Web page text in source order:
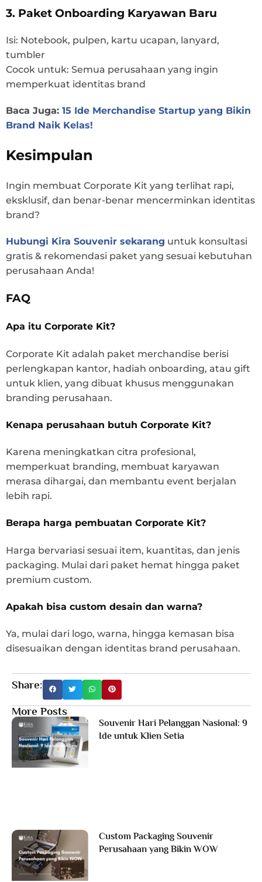
3. Paket Onboarding Karyawan Baru
Isi: Notebook, pulpen, kartu ucapan, lanyard,
tumbler
Cocok untuk: Semua perusahaan yang ingin
memperkuat identitas brand
Baca Juga: 15 Ide Merchandise Startup yang Bikin
Brand Naik Kelas!
Kesimpulan
Ingin membuat Corporate Kit yang terlihat rapi,
eksklusif, dan benar-benar mencerminkan identitas
brand?
Hubungi Kira Souvenir sekarang untuk konsultasi
gratis & rekomendasi paket yang sesuai kebutuhan
perusahaan Anda!
FAQ
Apa itu Corporate Kit?
Corporate Kit adalah paket merchandise berisi
perlengkapan kantor, hadiah onboarding, atau gift
untuk klien, yang dibuat khusus menggunakan
branding perusahaan.
Kenapa perusahaan butuh Corporate Kit?
Karena meningkatkan citra profesional,
memperkuat branding, membuat karyawan
merasa dihargai, dan membantu event berjalan
lebih rapi.
Berapa harga pembuatan Corporate Kit?
Harga bervariasi sesuai item, kuantitas, dan jenis
packaging. Mulai dari paket hemat hingga paket
premium custom.
Apakah bisa custom desain dan warna?
Ya, mulai dari logo, warna, hingga kemasan bisa
disesuaikan dengan identitas brand perusahaan.
Share:
More Posts
Souvenir Hari Pelanggan Nasional: 9
Ide untuk Klien Setia
Custom Packaging Souvenir
Perusahaan yang Bikin WOW